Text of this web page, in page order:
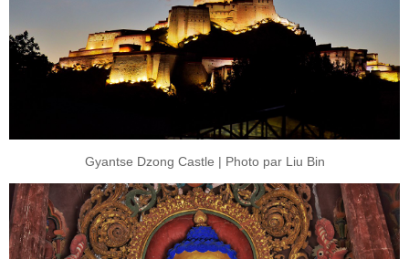
Gyantse Dzong Castle | Photo par Liu Bin